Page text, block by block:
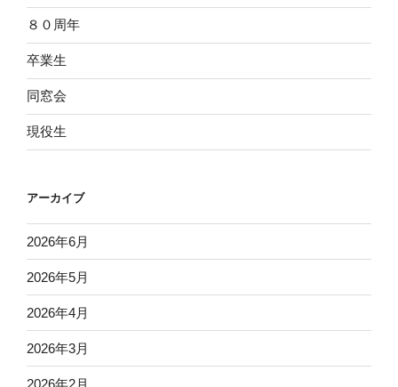
８０周年
卒業生
同窓会
現役生
アーカイブ
2026年6月
2026年5月
2026年4月
2026年3月
2026年2月